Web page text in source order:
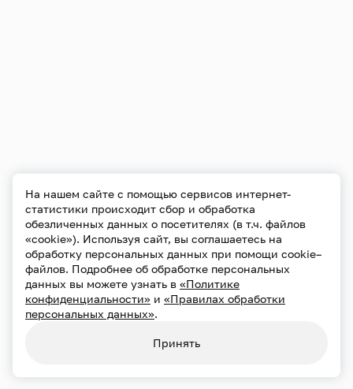
На нашем сайте с помощью сервисов интернет-
статистики происходит сбор и обработка
обезличенных данных о посетителях (в т.ч. файлов
«cookie»). Используя сайт, вы соглашаетесь на
обработку персональных данных при помощи cookie–
файлов. Подробнее об обработке персональных
данных вы можете узнать в «Политике
конфиденциальности» и «Правилах обработки
персональных данных».
Принять